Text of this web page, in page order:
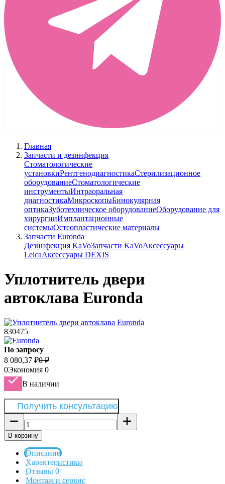
Главная
Запчасти и дезинфекция
Стоматологические
установкиРентгенодиагностикаСтерилизационное
оборудованиеСтоматологические
инструментыИнтраоральная
диагностикаМикроскопыБинокулярная
оптикаЗуботехническое оборудованиеОборудование для
хирургииИмплантационные
системыОстеопластические материалы
Запчасти Euronda
Дезинфекция KaVoЗапчасти KaVoАксессуары
LeicaАксессуары DEXIS
Уплотнитель двери
автоклава Euronda
830475
По запросу
8 080,37 ₽0 ₽
0Экономия 0
В наличии
Получить консультацию
В корзину
Описание
Характеристики
Отзывы 0
Монтаж и сервис